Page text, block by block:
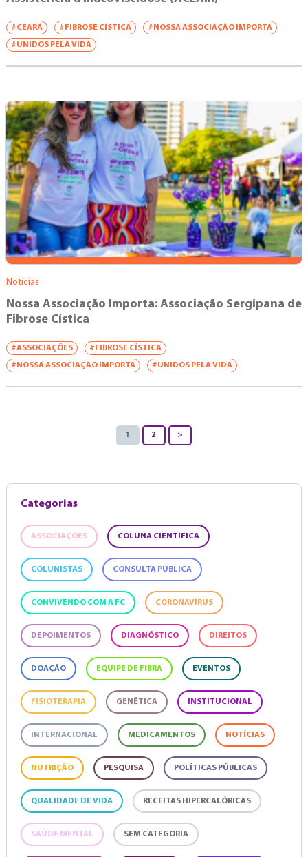
#CEARÁ #FIBROSE CÍSTICA #NOSSA ASSOCIAÇÃO IMPORTA
#UNIDOS PELA VIDA
Notícias
Nossa Associação Importa: Associação Sergipana de
Fibrose Cística
#ASSOCIAÇÕES #FIBROSE CÍSTICA
#NOSSA ASSOCIAÇÃO IMPORTA #UNIDOS PELA VIDA
1 2 >
Categorias
ASSOCIAÇÕES COLUNA CIENTÍFICA
COLUNISTAS CONSULTA PÚBLICA
CONVIVENDO COM A FC CORONAVÍRUS
DEPOIMENTOS DIAGNÓSTICO DIREITOS
DOAÇÃO EQUIPE DE FIBRA EVENTOS
FISIOTERAPIA GENÉTICA INSTITUCIONAL
INTERNACIONAL MEDICAMENTOS NOTÍCIAS
NUTRIÇÃO PESQUISA POLÍTICAS PÚBLICAS
QUALIDADE DE VIDA RECEITAS HIPERCALÓRICAS
SAÚDE MENTAL SEM CATEGORIA